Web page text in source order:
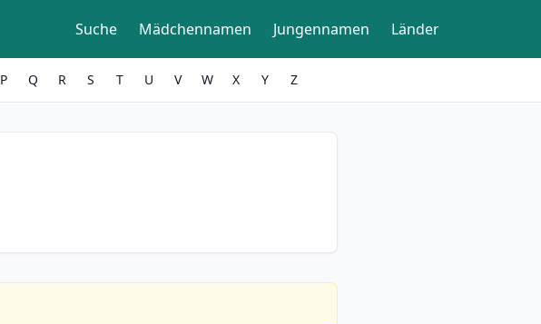
Suche Mädchennamen Jungennamen Länder
P Q R S T U V W X Y Z